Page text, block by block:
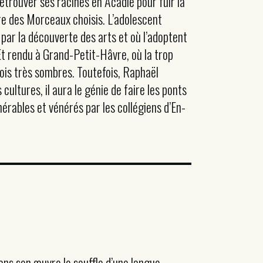
Morceaux choisis. L’adolescent
la découverte des arts et où l’adoptent
rendu à Grand-Petit-Hâvre, où la trop
très sombres. Toutefois, Raphaël
il aura le génie de faire les ponts
et vénérés par les collégiens d’En-